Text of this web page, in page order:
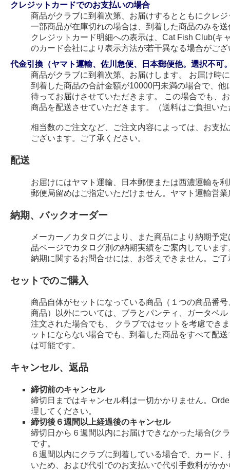
クレジットカードでのお支払いの場合
商品がクラブに到着次第、お届けするとともにクレ
一部商品が在庫切れの場合は、到着した商品のみを
クレジットカード明細への表示は、Cat Fish Club(キ
のカード会社により表示方法が若干異なる場合がござ
代金引換（ヤマト運輸、佐川急便、日本郵便他。選択不可
商品がクラブに到着次第、お届けします。 お届け時
到着した商品の合計金額が10000円未満の場合で、
待ってお届けさせていただきます。 この場合でも、
商品を配送させていただきます。（送料はご負担い
相当数のご注文など、ご注文内容によっては、お支
ございます。ご了承ください。
配送
お届けにはヤマト運輸、日本郵便または西濃運輸を
郵便局留めはご指定いただけません。ヤマト運輸営
納期、バックオーダー
メーカー／カタログにより、また商品により納期予
品ページでカタログ別の納期実績をご案内しています
納期に関するお問合せには、お答えできません。ご
セットでのご購入
商品自体がセットになっている商品（１つの商品番
商品）以外については、ブラとパンティ、ガータベ
注文された場合でも、 クラブではセットを考慮でき
ットにならない場合でも、到着した商品をすべて配
は可能です。
キャンセル、返品
締切前のキャンセル
締切日まではキャンセル料は一切かかりません。
理してください。
締切後６週間以上経過後のキャンセル
締切日から６週間以内にお届けできなかった場合(ク
です。
６週間以内にクラブに到着している場合で、カード
いため、および代引でのお支払いで代引手数料がか